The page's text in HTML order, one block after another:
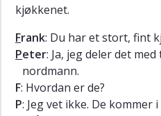
Grammar
Pronunciation
Listening
exercises
Exercises
kjøkkenet.
Frank: Du har et stort, fint
Peter: Ja, jeg deler det
nordmann.
F: Hvordan er de?
P: Jeg vet ikke. De kommer